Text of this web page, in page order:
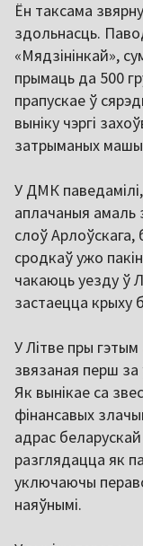
Ён таксама
здольнасць.
«Мядзінінкай»,
прымаць да 500
прапускае ў
выніку чэргі
затрыманых
У ДМК
аплачаныя амаль
слоў Арлоўскага,
сродкаў ужо
чакаюць уезду ў
застаецца крыху
У Літве пры гэтым
звязаная перш
Як вынікае са
фінансавых
адрас
разглядацца як
уключаючы
наяўнымі.